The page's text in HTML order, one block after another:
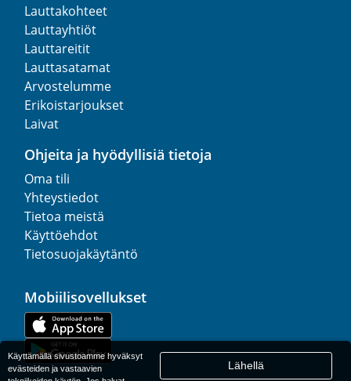
Lauttakohteet
Lauttayhtiöt
Lauttareitit
Lauttasatamat
Arvostelumme
Erikoistarjoukset
Laivat
Ohjeita ja hyödyllisiä tietoja
Oma tili
Yhteystiedot
Tietoa meistä
Käyttöehdot
Tietosuojakäytäntö
Mobiilisovellukset
Käyttämällä sivustoamme hyväksyt
evästeiden ja vastaavien
Lähellä